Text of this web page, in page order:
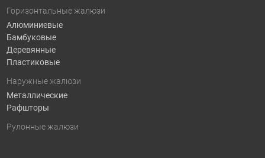
Горизонтальные жалюзи
Алюминиевые
Бамбуковые
Деревянные
Пластиковые
Наружные жалюзи
Металлические
Рафшторы
Рулонные жалюзи